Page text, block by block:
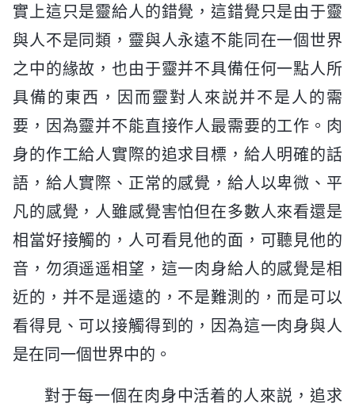
實上這只是靈給人的錯覺，這錯覺只是由于靈
與人不是同類，靈與人永遠不能同在一個世界
之中的緣故，也由于靈并不具備任何一點人所
具備的東西，因而靈對人來説并不是人的需
要，因為靈并不能直接作人最需要的工作。肉
身的作工給人實際的追求目標，給人明確的話
語，給人實際、正常的感覺，給人以卑微、平
凡的感覺，人雖感覺害怕但在多數人來看還是
相當好接觸的，人可看見他的面，可聽見他的
音，勿須遥遥相望，這一肉身給人的感覺是相
近的，并不是遥遠的，不是難測的，而是可以
看得見、可以接觸得到的，因為這一肉身與人
是在同一個世界中的。
對于每一個在肉身中活着的人來説，追求